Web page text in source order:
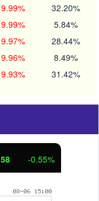
32.20%
5.84%
28.44%
8.49%
31.42%
-0.55%